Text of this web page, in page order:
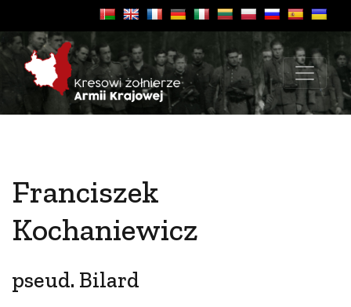
Franciszek
Kochaniewicz
pseud. Bilard